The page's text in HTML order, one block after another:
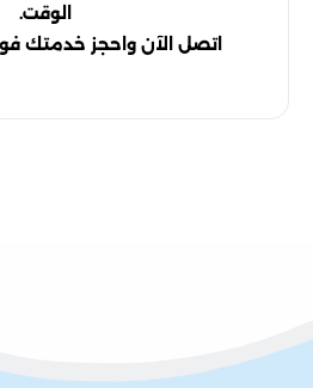
الوقت.
اتصل الآن واحجز خدمتك